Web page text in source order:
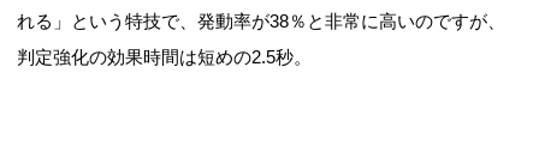
れる」という特技で、発動率が38％と非常に高いのですが、
判定強化の効果時間は短めの2.5秒。